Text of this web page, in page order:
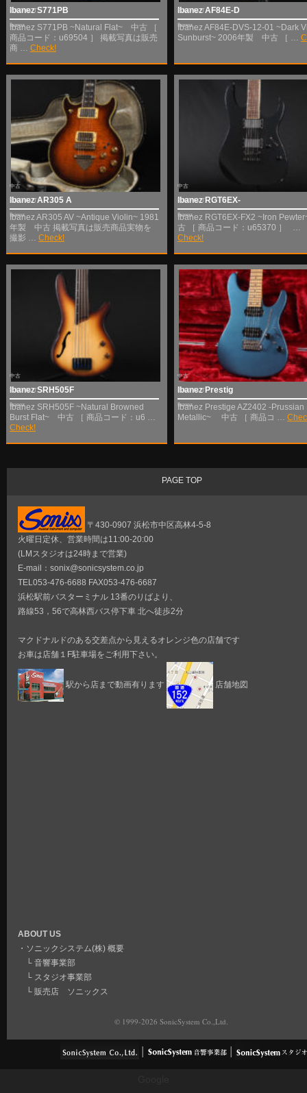
Ibanez S771PB
SOLD OUT
Ibanez
Ibanez S771PB ~Natural Flat~ 中古 ［
商品コード：u69504 ］ 掲載写真は販売
商 … Check!
Ibanez AF84E-D
SOLD OUT
Ibanez
Ibanez AF84E-DVS-12-01 ~Dark
Sunburst~ 2006年製 中古 ［ …
Ibanez AR305 A
中古
SOLD OUT
Ibanez
Ibanez AR305 AV ~Antique Violin~ 1981
年製 中古 掲載写真は販売商品実物を
撮影 … Check!
Ibanez RGT6EX-
中古
SOLD OUT
Ibanez
Ibanez RGT6EX-FX2 ~Iron
古 ［ 商品コード：u65370 ］ …
Check!
Ibanez SRH505F
中古
SOLD OUT
Ibanez
Ibanez SRH505F ~Natural Browned
Burst Flat~ 中古 ［ 商品コード：u6 …
Check!
Ibanez Prestig
中古
SOLD OUT
Ibanez
Ibanez Prestige AZ2402 -Prussian
Metallic~ 中古 ［ 商品コ …
PAGE TOP
〒430-0907 浜松市中区高林4-5-8
火曜日定休、営業時間は11:00-20:00
(LMスタジオは24時まで営業)
E-mail：sonix@sonicsystem.co.jp
TEL053-476-6688 FAX053-476-6687
浜松駅前バスターミナル 13番のりばより、
路線53，56で高林西バス停下車 北へ徒歩2分
マクドナルドのある交差点から見えるオレンジ色の店舗です
お車は店舗１F駐車場をご利用下さい。
駅から店まで動画有ります 店舗地図
ABOUT US
・ ソニックシステム(株) 概要
└ 音響事業部
└ スタジオ事業部
└ 販売店 ソニックス
© 1999-2026 SonicSystem Co.,Ltd.